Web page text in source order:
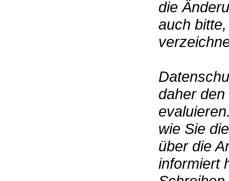
die
auch
daher
wie Sie
über die
informiert